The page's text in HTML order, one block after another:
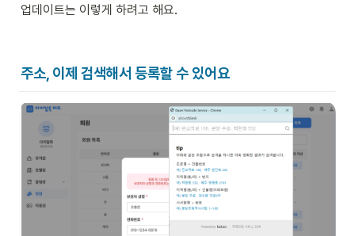
업데이트는 이렇게 하려고 해요.
주소, 이제 검색해서 등록할 수 있어요